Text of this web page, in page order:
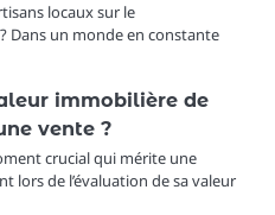
locaux sur le
Dans un monde en constante
immobilière de
vente ?
crucial qui mérite une
de l’évaluation de sa valeur